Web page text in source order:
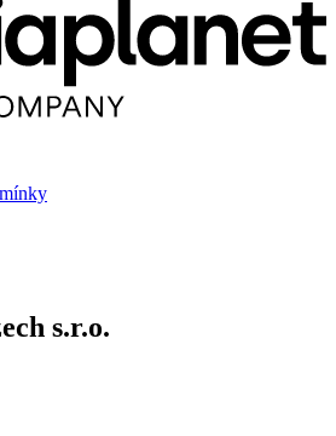
s.r.o.